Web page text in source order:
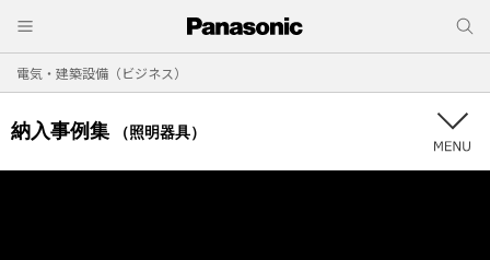
電気・建築設備（ビジネス）
納入事例集 （照明器具）